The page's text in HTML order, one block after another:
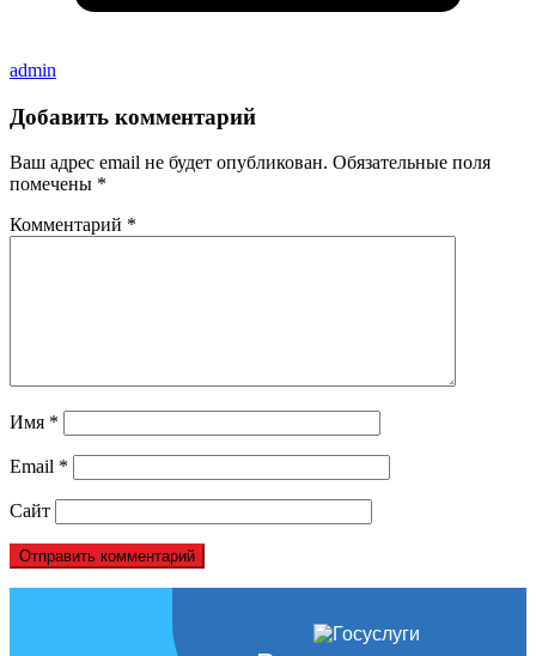
admin
Добавить комментарий
Ваш адрес email не будет опубликован. Обязательные поля
помечены *
Комментарий *
Имя *
Email *
Сайт